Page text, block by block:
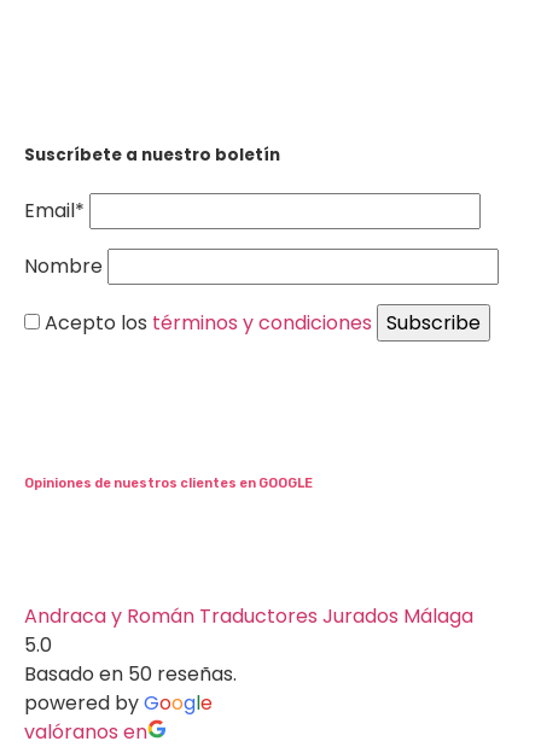
Suscríbete a nuestro boletín
Email*
Nombre
Acepto los términos y condiciones
Opiniones de nuestros clientes en GOOGLE
Andraca y Román Traductores Jurados Málaga
5.0
Basado en 50 reseñas.
powered byGoogle
valóranos en